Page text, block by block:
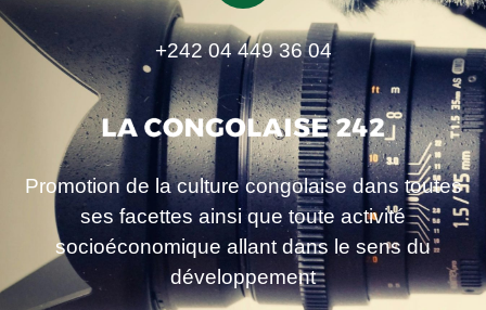
+242 04 449 36 04
Promotion de la culture congolaise dans toutes
ses facettes ainsi que toute activité
socioéconomique allant dans le sens du
développement